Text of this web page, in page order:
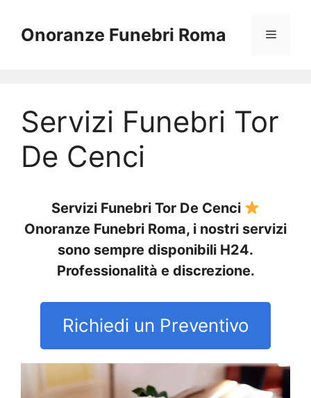
contenuto
Onoranze Funebri Roma Menu
Servizi Funebri Tor
De Cenci
Servizi Funebri Tor De Cenci
Onoranze Funebri Roma, i nostri servizi
sono sempre disponibili H24.
Professionalità e discrezione.
Richiedi un Preventivo